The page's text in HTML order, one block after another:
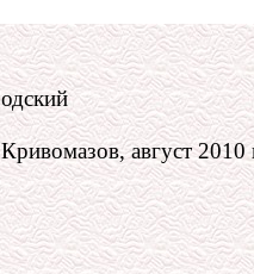
август 2010